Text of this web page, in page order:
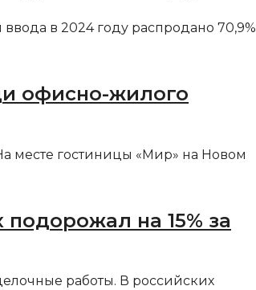
в 2024 году распродано 70,9%
офисно-жилого
месте гостиницы «Мир» на Новом
на 15% за
работы. В российских